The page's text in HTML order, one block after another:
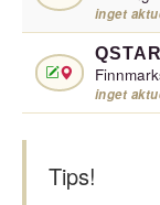
inget
QSTAR
inget
Tips!